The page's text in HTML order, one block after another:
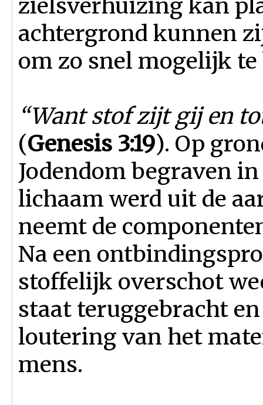
zielsverhuizing kan
achter­grond kunnen
om zo snel mogelijk te
“Want stof zijt gij en
(Genesis 3:19). Op
Jodendom begraven
lichaam werd uit de
neemt de
Na een
stoffelijk overschot
staat teruggebracht
loutering van het
mens.